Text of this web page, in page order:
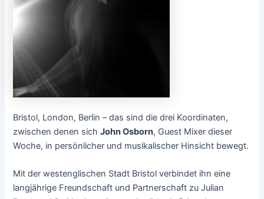
Bristol, London, Berlin – das sind die drei Koordinaten,
zwischen denen sichJohn Osborn, Guest Mixer dieser
Woche, in persönlicher und musikalischer Hinsicht bewegt.
Mit der westenglischen Stadt Bristol verbindet ihn eine
langjährige Freundschaft und Partnerschaft zu Julian